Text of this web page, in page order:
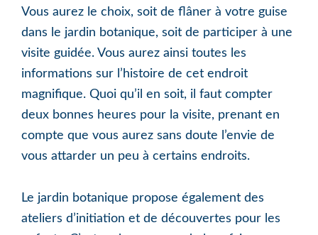
Vous aurez le choix, soit de flâner à votre guise
dans le jardin botanique, soit de participer à une
visite guidée. Vous aurez ainsi toutes les
informations sur l’histoire de cet endroit
magnifique. Quoi qu’il en soit, il faut compter
deux bonnes heures pour la visite, prenant en
compte que vous aurez sans doute l’envie de
vous attarder un peu à certains endroits.
Le jardin botanique propose également des
ateliers d’initiation et de découvertes pour les